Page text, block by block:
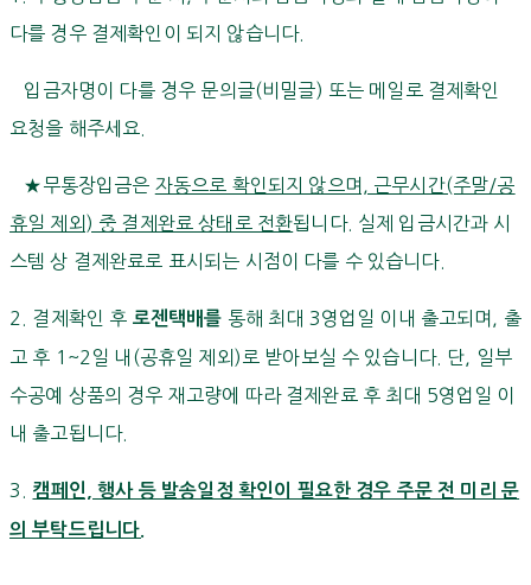
다를 경우 결제확인이 되지 않습니다.
입금자명이 다를 경우 문의글(비밀글) 또는 메일로 결제확인
요청을 해주세요.
★무통장입금은 자동으로 확인되지 않으며, 근무시간(주말/공
휴일 제외) 중 결제완료 상태로 전환됩니다. 실제 입금시간과 시
스템 상 결제완료로 표시되는 시점이 다를 수 있습니다.
2. 결제확인 후 로젠택배를 통해 최대 3영업일 이내 출고되며, 출
고 후 1~2일 내(공휴일 제외)로 받아보실 수 있습니다. 단, 일부
수공예 상품의 경우 재고량에 따라 결제완료 후 최대 5영업일 이
내 출고됩니다.
3. 캠페인, 행사 등 발송일정 확인이 필요한 경우 주문 전 미리 문
의 부탁드립니다.